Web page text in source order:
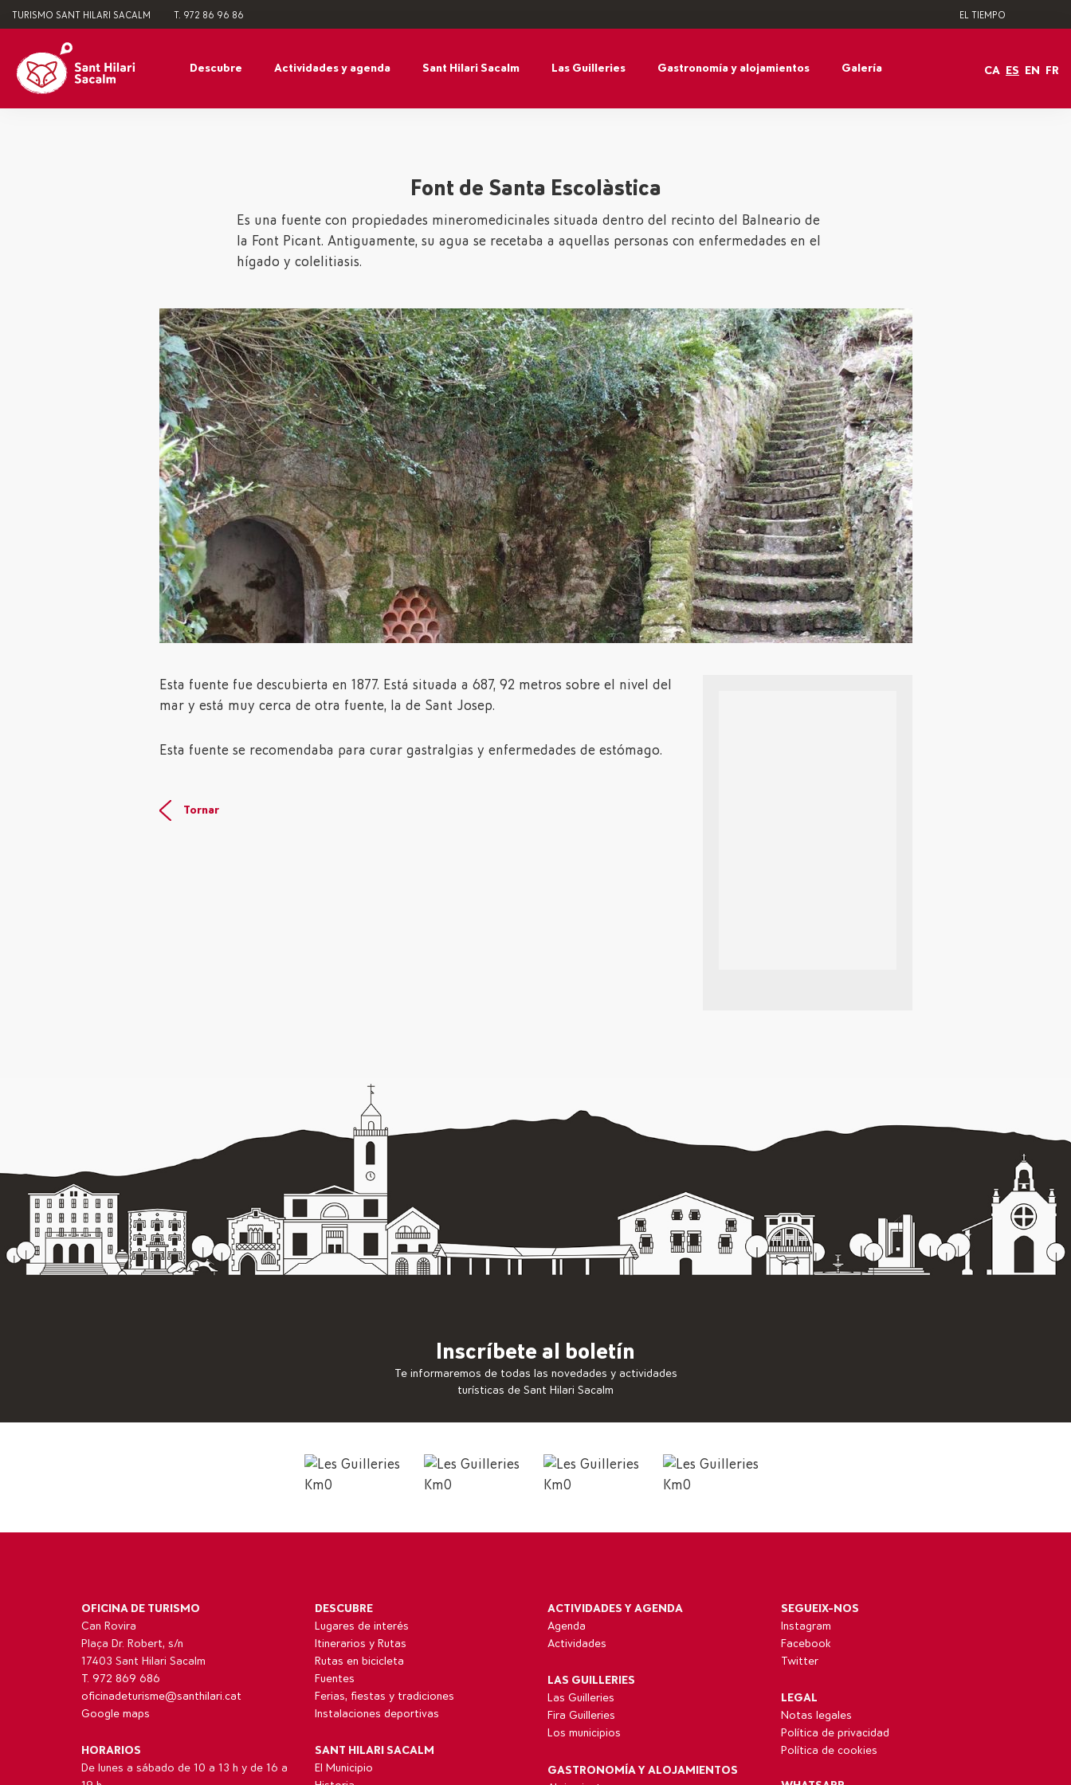
TURISMO SANT HILARI SACALM T. 972 86 96 86 EL TIEMPO
Descubre Actividades y agenda Sant Hilari Sacalm Las Guilleries Gastronomía y alojamientos Galería CA ES EN FR
Font de Santa Escolàstica
Es una fuente con propiedades mineromedicinales situada dentro del recinto del Balneario de
la Font Picant. Antiguamente, su agua se recetaba a aquellas personas con enfermedades en el
hígado y colelitiasis.
Esta fuente fue descubierta en 1877. Está situada a 687, 92 metros sobre el nivel del
mar y está muy cerca de otra fuente, la de Sant Josep.
Esta fuente se recomendaba para curar gastralgias y enfermedades de estómago.
Tornar
Inscríbete al boletín
Te informaremos de todas las novedades y actividades
turísticas de Sant Hilari Sacalm
OFICINA DE TURISMO
Can Rovira
Plaça Dr. Robert, s/n
17403 Sant Hilari Sacalm
T. 972 869 686
oficinadeturisme@santhilari.cat
Google maps
HORARIOS
De lunes a sábado de 10 a 13 h y de 16 a
DESCUBRE
Lugares de interés
Itinerarios y Rutas
Rutas en bicicleta
Fuentes
Ferias, fiestas y tradiciones
Instalaciones deportivas
SANT HILARI SACALM
El Municipio
ACTIVIDADES Y AGENDA
Agenda
Actividades
LAS GUILLERIES
Las Guilleries
Fira Guilleries
Los municipios
GASTRONOMÍA Y ALOJAMIENTOS
SEGUEIX-NOS
Instagram
Facebook
Twitter
LEGAL
Notas legales
Política de privacidad
Política de cookies